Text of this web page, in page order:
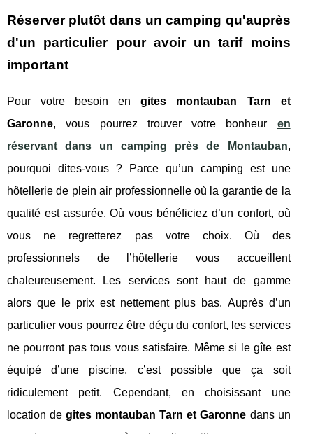
Réserver plutôt dans un camping qu'auprès
d'un particulier pour avoir un tarif moins
important
Pour votre besoin engites montauban Tarn et
Garonne, vous pourrez trouver votre bonheur en
réservant dans un camping près de Montauban,
pourquoi dites-vous ? Parce qu’un camping est une
hôtellerie de plein air professionnelle où la garantie de la
qualité est assurée. Où vous bénéficiez d’un confort, où
vous ne regretterez pas votre choix. Où des
professionnels de l’hôtellerie vous accueillent
chaleureusement. Les services sont haut de gamme
alors que le prix est nettement plus bas. Auprès d’un
particulier vous pourrez être déçu du confort, les services
ne pourront pas tous vous satisfaire. Même si le gîte est
équipé d’une piscine, c’est possible que ça soit
ridiculement petit. Cependant, en choisissant une
location degites montauban Tarn et Garonne dans un